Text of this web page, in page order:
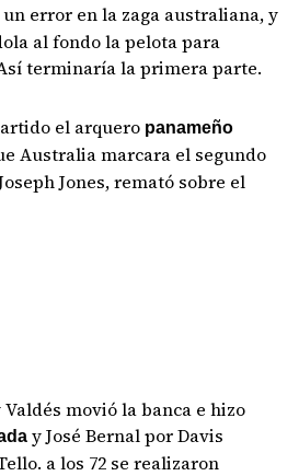
error en la zaga australiana, y
al fondo la pelota para
terminaría la primera parte.
el arquero panameño
Australia marcara el segundo
Jones, remató sobre el
movió la banca e hizo
y José Bernal por Davis
a los 72 se realizaron